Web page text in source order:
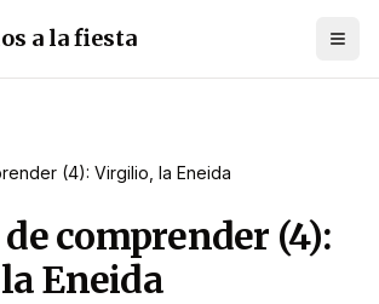
a la fiesta
(4): Virgilio, la Eneida
de comprender (4):
Eneida